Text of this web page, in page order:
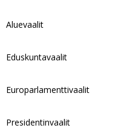
Aluevaalit
Eduskuntavaalit
Europarlamenttivaalit
Presidentinvaalit